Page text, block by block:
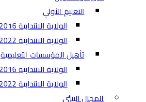
التعليم الأولي
الولاية الانتدابية 2016-2021
الولاية الانتدابية 2022-2027
تأهيل المؤسسات التعليمية
الولاية الانتدابية 2016-2021
الولاية الانتدابية 2022-2027
المجال البيئي